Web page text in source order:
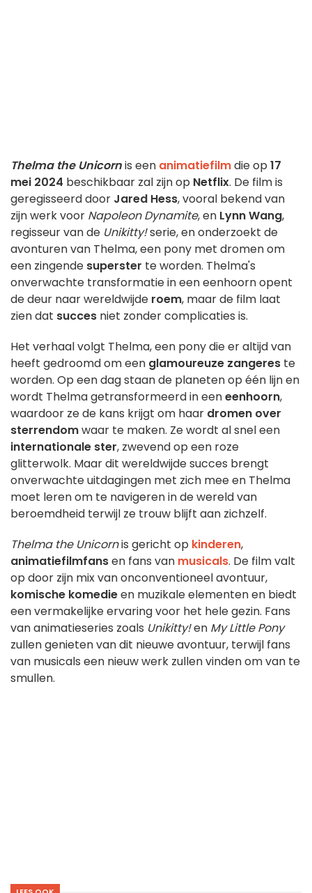
Thelma the Unicornis een animatiefilmdie op 17
mei 2024 beschikbaar zal zijn op Netflix. De film is
geregisseerd door Jared Hess, vooral bekend van
zijn werk voor Napoleon Dynamite, en Lynn Wang,
regisseur van de Unikitty!serie, en onderzoekt de
avonturen van Thelma, een pony met dromen om
een zingende superster te worden. Thelma's
onverwachte transformatie in een eenhoorn opent
de deur naar wereldwijde roem, maar de film laat
zien dat succes niet zonder complicaties is.
Het verhaal volgt Thelma, een pony die er altijd van
heeft gedroomd om een glamoureuze zangeres te
worden. Op een dag staan de planeten op één lijn en
wordt Thelma getransformeerd in eeneenhoorn,
waardoor ze de kans krijgt om haar dromen over
sterrendomwaar te maken. Ze wordt al snel een
internationale ster, zwevend op een roze
glitterwolk. Maar dit wereldwijde succes brengt
onverwachte uitdagingen met zich mee en Thelma
moet leren om te navigeren in de wereld van
beroemdheid terwijl ze trouw blijft aan zichzelf.
Thelma the Unicornis gericht op kinderen,
animatiefilmfansen fans van musicals. De film valt
op door zijn mix van onconventioneel avontuur,
komische komedieen muzikale elementen en biedt
een vermakelijke ervaring voor het hele gezin. Fans
van animatieseries zoals Unikitty!en My Little Pony
zullen genieten van dit nieuwe avontuur, terwijl fans
van musicals een nieuw werk zullen vinden om van te
smullen.